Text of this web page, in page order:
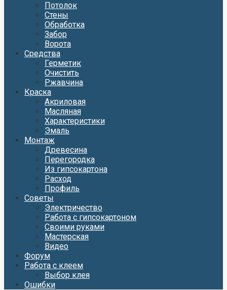
Потолок
Стены
Обработка
Забор
Ворота
Средства
Герметик
Очистить
Ржавчина
Краска
Акриловая
Масляная
Характеристики
Эмаль
Монтаж
Древесина
Перегородка
Из гипсокартона
Расход
Профиль
Советы
Электричество
Работа с гипсокартоном
Своими руками
Мастерская
Видео
Форум
Работа с клеем
Выбор клея
Ошибки